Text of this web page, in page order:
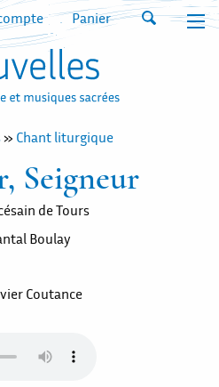
Panier
» Chant liturgique
Seigneur
de Tours
Boulay
Coutance